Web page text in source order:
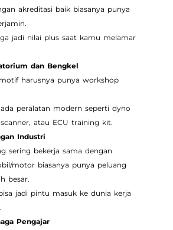
akreditasi baik biasanya punya
jadi nilai plus saat kamu melamar
dan Bengkel
harusnya punya workshop
peralatan modern seperti dyno
atau ECU training kit.
Industri
sering bekerja sama dengan
motor biasanya punya peluang
besar.
jadi pintu masuk ke dunia kerja
Pengajar